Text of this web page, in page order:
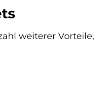
weiterer Vorteile,